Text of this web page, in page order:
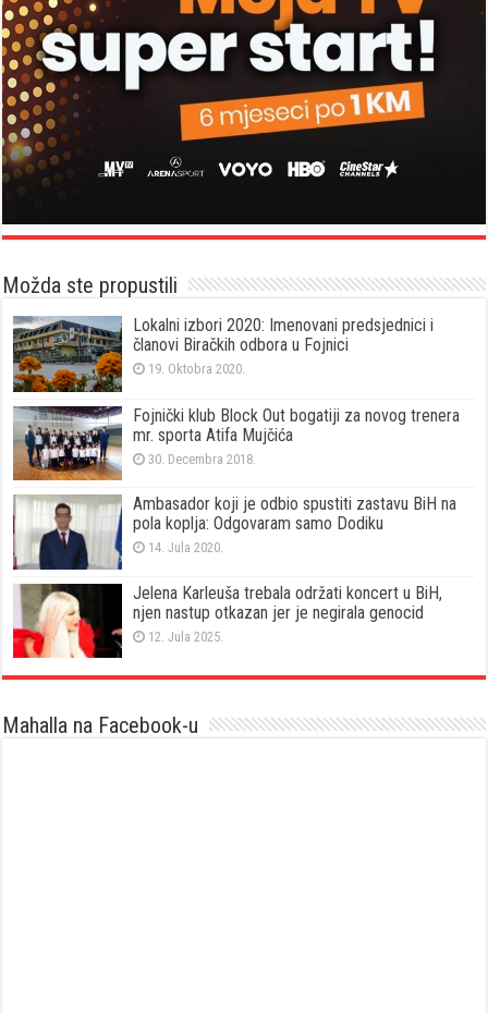
Možda ste propustili
Lokalni izbori 2020: Imenovani predsjednici i
članovi Biračkih odbora u Fojnici
19. Oktobra 2020.
Fojnički klub Block Out bogatiji za novog trenera
mr. sporta Atifa Mujčića
30. Decembra 2018.
Ambasador koji je odbio spustiti zastavu BiH na
pola koplja: Odgovaram samo Dodiku
14. Jula 2020.
Jelena Karleuša trebala održati koncert u BiH,
njen nastup otkazan jer je negirala genocid
12. Jula 2025.
Mahalla na Facebook-u